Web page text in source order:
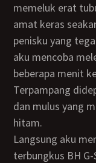
memeluk erat
amat keras
penisku yang
aku mencoba
beberapa menit
Terpampang
dan mulus yang
hitam.
Langsung aku menyosor payudaranya yang masih
terbungkus BH